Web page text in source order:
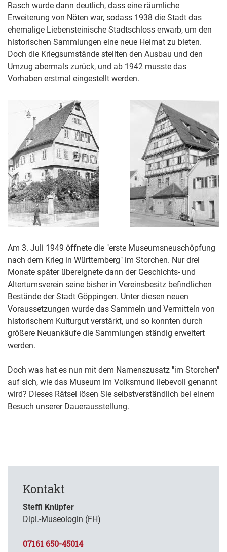
Rasch wurde dann deutlich, dass eine räumliche
Erweiterung von Nöten war, sodass 1938 die Stadt das
ehemalige Liebensteinische Stadtschloss erwarb, um den
historischen Sammlungen eine neue Heimat zu bieten.
Doch die Kriegsumstände stellten den Ausbau und den
Umzug abermals zurück, und ab 1942 musste das
Vorhaben erstmal eingestellt werden.
Am 3. Juli 1949 öffnete die "erste Museumsneuschöpfung
nach dem Krieg in Württemberg" im Storchen. Nur drei
Monate später übereignete dann der Geschichts- und
Altertumsverein seine bisher in Vereinsbesitz befindlichen
Bestände der Stadt Göppingen. Unter diesen neuen
Voraussetzungen wurde das Sammeln und Vermitteln von
historischem Kulturgut verstärkt, und so konnten durch
größere Neuankäufe die Sammlungen ständig erweitert
werden.
Doch was hat es nun mit dem Namenszusatz "im Storchen"
auf sich, wie das Museum im Volksmund liebevoll genannt
wird? Dieses Rätsel lösen Sie selbstverständlich bei einem
Besuch unserer Dauerausstellung.
Kontakt
Steffi Knüpfer
Dipl.-Museologin (FH)
07161 650-45014